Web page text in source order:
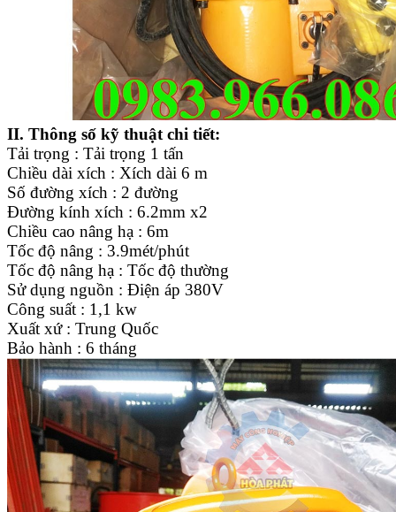
II. Thông số kỹ thuật chi tiết:
Tải trọng : Tải trọng 1 tấn
Chiều dài xích : Xích dài 6 m
Số đường xích : 2 đường
Đường kính xích : 6.2mm x2
Chiều cao nâng hạ : 6m
Tốc độ nâng : 3.9mét/phút
Tốc độ nâng hạ : Tốc độ thường
Sử dụng nguồn : Điện áp 380V
Công suất : 1,1 kw
Xuất xứ : Trung Quốc
Bảo hành : 6 tháng